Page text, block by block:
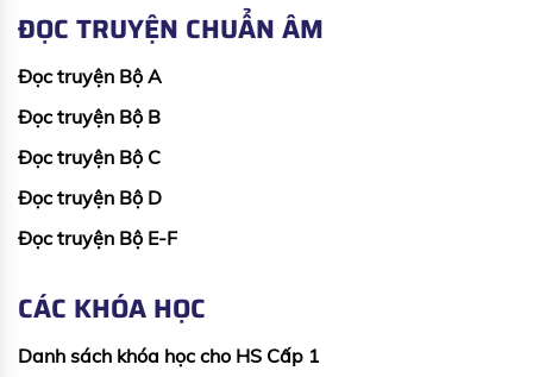
ĐỌC TRUYỆN CHUẨN ÂM
Đọc truyện Bộ A
Đọc truyện Bộ B
Đọc truyện Bộ C
Đọc truyện Bộ D
Đọc truyện Bộ E-F
CÁC KHÓA HỌC
Danh sách khóa học cho HS Cấp 1